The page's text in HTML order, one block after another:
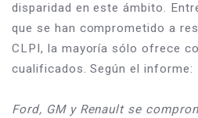
disparidad en este ámbito.
que se han comprometido a
CLPI, la mayoría sólo ofrece
cualificados. Según el informe:
Ford, GM y Renault se